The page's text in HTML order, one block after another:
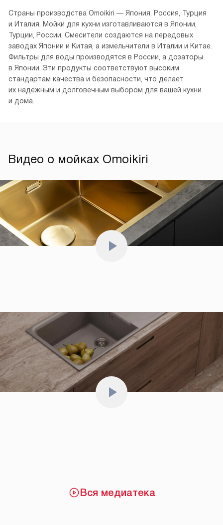
Страны производства Omoikiri — Япония, Россия, Турция
и Италия. Мойки для кухни изготавливаются в Японии,
Турции, России. Смесители создаются на передовых
заводах Японии и Китая, а измельчители в Италии и Китае.
Фильтры для воды производятся в России, а дозаторы
в Японии. Эти продукты соответствуют высоким
стандартам качества и безопасности, что делает
их надежным и долговечным выбором для вашей кухни
и дома.
Видео о мойках Omoikiri
Вся медиатека